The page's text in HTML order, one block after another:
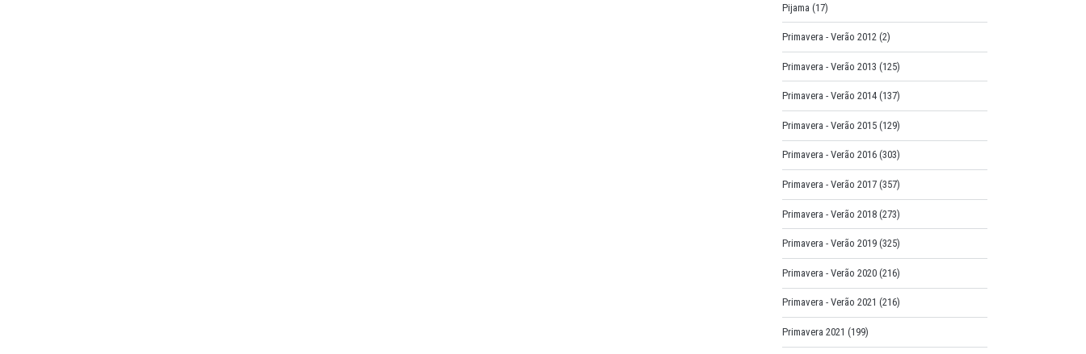
Pijama (17)
Primavera - Verão 2012 (2)
Primavera - Verão 2013 (125)
Primavera - Verão 2014 (137)
Primavera - Verão 2015 (129)
Primavera - Verão 2016 (303)
Primavera - Verão 2017 (357)
Primavera - Verão 2018 (273)
Primavera - Verão 2019 (325)
Primavera - Verão 2020 (216)
Primavera - Verão 2021 (216)
Primavera 2021 (199)